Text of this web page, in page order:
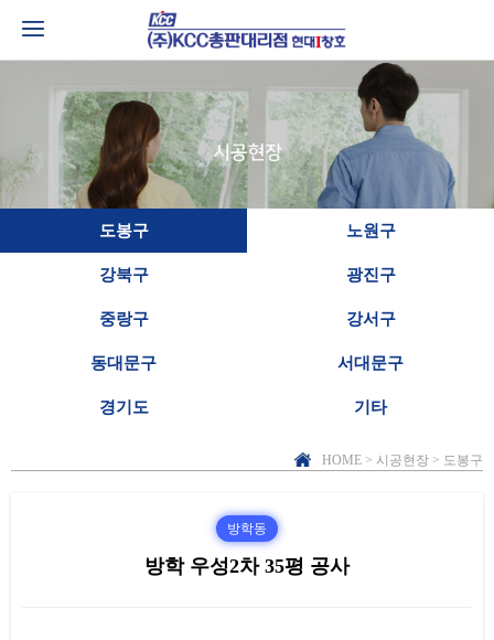
도봉구 노원구
강북구 광진구
중랑구 강서구
동대문구 서대문구
경기도 기타
HOME > 시공현장 > 도봉구
방학동
방학 우성2차 35평 공사